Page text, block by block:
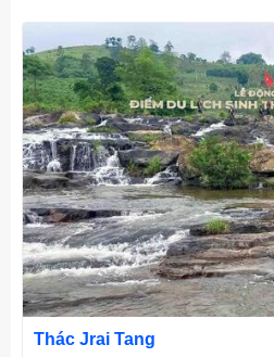
Thác Jrai Tang
CHI TIẾT